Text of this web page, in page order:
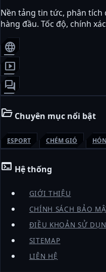
Nền tảng tin tức, phân tích
hàng đầu. Tốc độ, chính
language
smart_display
forum
folder_open Chuyên mục nổi bật
ESPORT CHÉM GIÓ
terminal Hệ thống
GIỚI THIỆU
CHÍNH SÁCH BẢO
ĐIỀU KHOẢN SỬ
SITEMAP
LIÊN HỆ